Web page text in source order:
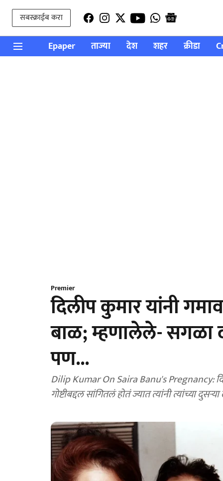
सबस्क्राईब करा
Epaper ताज्या देश शहर क्रीडा
Premier
दिलीप कुमार यांनी
बाळ; म्हणालेले- सगळा
पण...
Dilip Kumar On Saira Banu's Pregnancy:
गोष्टीबद्दल सांगितलं होतं ज्यात त्यांनी त्यांच्या